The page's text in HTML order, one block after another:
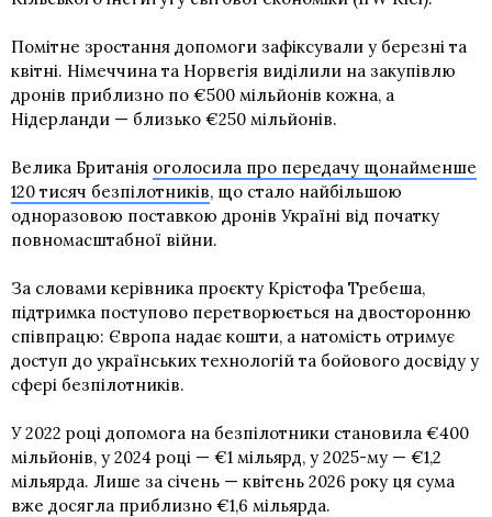
Помітне зростання допомоги зафіксували у березні та
квітні. Німеччина та Норвегія виділили на закупівлю
дронів приблизно по €500 мільйонів кожна, а
Нідерланди — близько €250 мільйонів.
Велика Британія оголосила про передачу щонайменше
120 тисяч безпілотників, що стало найбільшою
одноразовою поставкою дронів Україні від початку
повномасштабної війни.
За словами керівника проєкту Крістофа Требеша,
підтримка поступово перетворюється на двосторонню
співпрацю: Європа надає кошти, а натомість отримує
доступ до українських технологій та бойового досвіду у
сфері безпілотників.
У 2022 році допомога на безпілотники становила €400
мільйонів, у 2024 році — €1 мільярд, у 2025-му — €1,2
мільярда. Лише за січень — квітень 2026 року ця сума
вже досягла приблизно €1,6 мільярда.